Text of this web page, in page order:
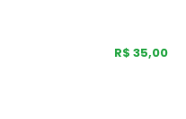
R$ 35,00